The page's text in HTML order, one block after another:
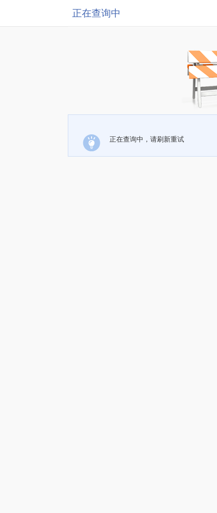
正在查询中
正在查询中，请刷新重试